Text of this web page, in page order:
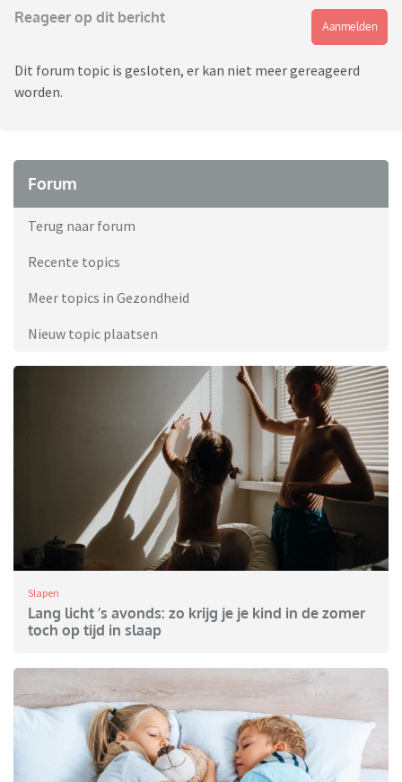
Reageer op dit bericht
Aanmelden
Dit forum topic is gesloten, er kan niet meer gereageerd
worden.
Forum
Terug naar forum
Recente topics
Meer topics in Gezondheid
Nieuw topic plaatsen
Slapen
Lang licht ’s avonds: zo krijg je je kind in de zomer
toch op tijd in slaap